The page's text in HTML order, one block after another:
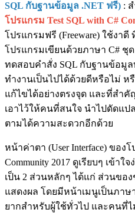
SQL กับฐานข้อมูล .NET ฟรี) :
โปรแกรม Test SQL with C#
โปรแกรมฟรี (Freeware) ใช้งา
โปรแกรมเขียนด้วยภาษา C# ชุด
ทดสอบคำสั่ง SQL กับฐานข้อมูล
ทำงานเป็นไปได้ด้วยดีหรือไม่
แก้ไขได้อย่างตรงจุด และที่สำคั
เอาไว้ให้คนที่สนใจ นำไปดัดแ
ตามได้ความสะดวกอีกด้วย
หน้าค่าตา (User Interface) ของโ
Community 2017 ดูเรียบๆ เข้า
เป็น 2 ส่วนหลักๆ ได้แก่ ส่วนขอ
แสดงผล โดยมีหน้าเมนูเป็นภาษ
ยากสำหรับผู้ใช้ทั่วไป และคนที่ไ